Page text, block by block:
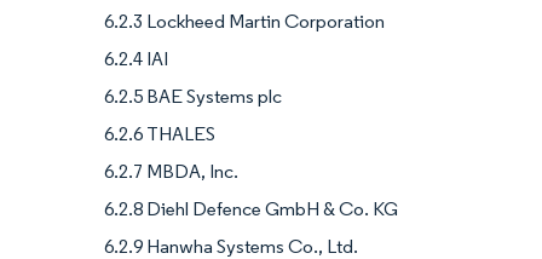
6.2.3 Lockheed Martin Corporation
6.2.4 IAI
6.2.5 BAE Systems plc
6.2.6 THALES
6.2.7 MBDA, Inc.
6.2.8 Diehl Defence GmbH & Co. KG
6.2.9 Hanwha Systems Co., Ltd.